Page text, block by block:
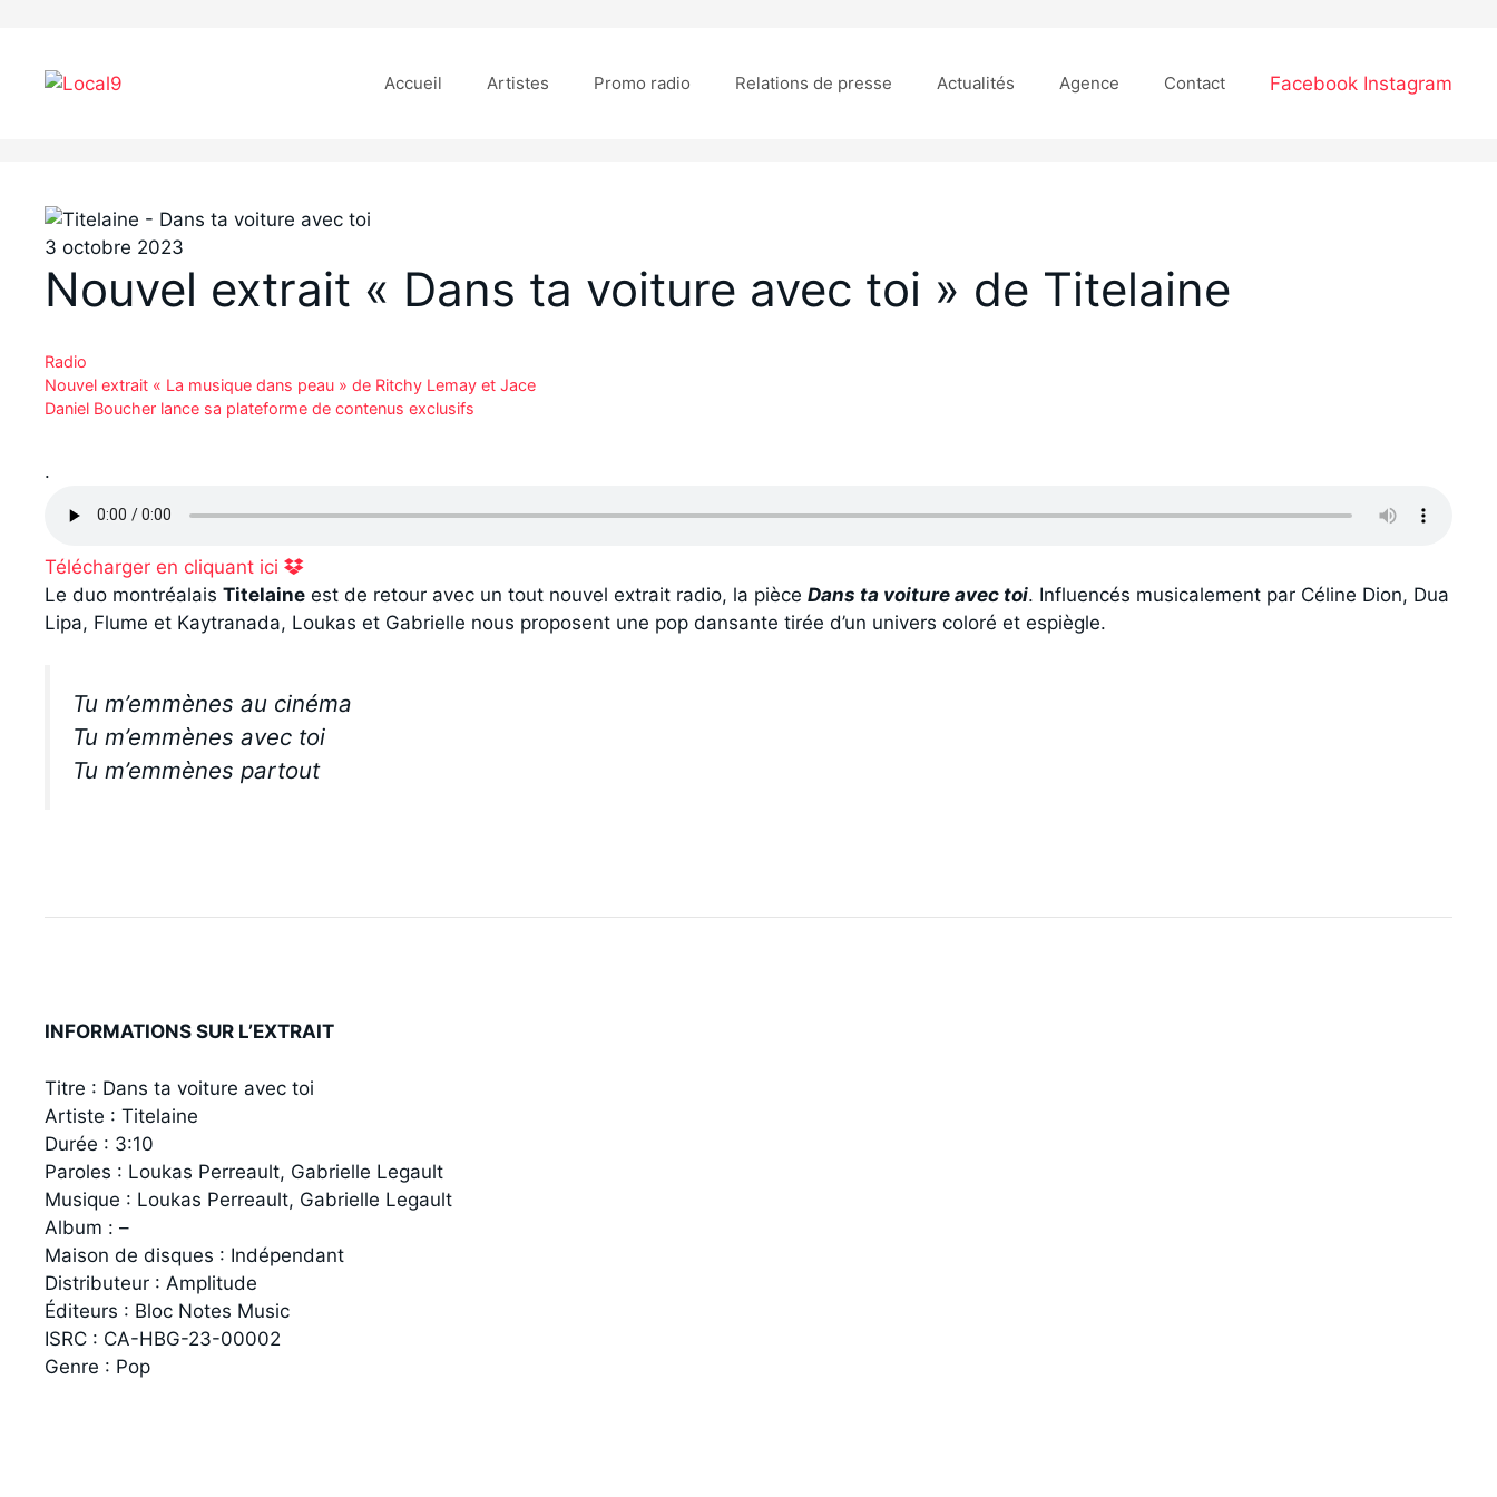
contenu
Accueil Artistes Promo radio Relations de presse Actualités Agence Contact Facebook Instagram
3 octobre 2023
Nouvel extrait « Dans ta voiture avec toi » de Titelaine
Catégories
Radio
Nouvel extrait « La musique dans peau » de Ritchy Lemay et Jace
Daniel Boucher lance sa plateforme de contenus exclusifs
.
Télécharger en cliquant ici
Le duo montréalais Titelaine est de retour avec un tout nouvel extrait radio, la pièce Dans ta voiture avec toi. Influencés musicalement par Céline Dion, Dua
Lipa, Flume et Kaytranada, Loukas et Gabrielle nous proposent une pop dansante tirée d’un univers coloré et espiègle.
Tu m’emmènes au cinéma
Tu m’emmènes avec toi
Tu m’emmènes partout
INFORMATIONS SUR L’EXTRAIT
Titre : Dans ta voiture avec toi
Artiste : Titelaine
Durée : 3:10
Paroles : Loukas Perreault, Gabrielle Legault
Musique : Loukas Perreault, Gabrielle Legault
Album : –
Maison de disques : Indépendant
Distributeur : Amplitude
Éditeurs : Bloc Notes Music
ISRC : CA-HBG-23-00002
Genre : Pop